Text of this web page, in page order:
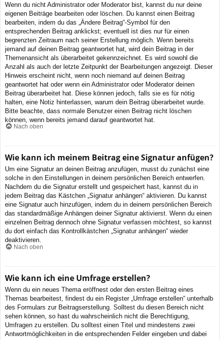
Wenn du nicht Administrator oder Moderator bist, kannst du nur deine
eigenen Beiträge bearbeiten oder löschen. Du kannst einen Beitrag
bearbeiten, indem du das „Ändere Beitrag“-Symbol für den
entsprechenden Beitrag anklickst; eventuell ist dies nur für einen
begrenzten Zeitraum nach seiner Erstellung möglich. Wenn bereits
jemand auf deinen Beitrag geantwortet hat, wird dein Beitrag in der
Themenansicht als überarbeitet gekennzeichnet. Es wird sowohl die
Anzahl als auch der letzte Zeitpunkt der Bearbeitungen angezeigt. Dieser
Hinweis erscheint nicht, wenn noch niemand auf deinen Beitrag
geantwortet hat oder wenn ein Administrator oder Moderator deinen
Beitrag überarbeitet hat. Diese können jedoch, falls sie es für nötig
halten, eine Notiz hinterlassen, warum dein Beitrag überarbeitet wurde.
Bitte beachte, dass normale Benutzer einen Beitrag nicht löschen
können, wenn bereits jemand darauf geantwortet hat.
Nach oben
Wie kann ich meinem Beitrag eine Signatur anfügen?
Um eine Signatur an deinen Beitrag anzufügen, musst du zunächst eine
solche in den Einstellungen in deinem persönlichen Bereich entwerfen.
Nachdem du die Signatur erstellt und gespeichert hast, kannst du in
jedem Beitrag das Kästchen „Signatur anhängen“ aktivieren. Du kannst
eine Signatur auch hinzufügen, indem du in deinem persönlichen Bereich
das standardmäßige Anhängen deiner Signatur aktivierst. Wenn du einen
einzelnen Beitrag dennoch ohne Signatur verfassen möchtest, so kannst
du dort einfach das Kontrollkästchen „Signatur anhängen“ wieder
deaktivieren.
Nach oben
Wie kann ich eine Umfrage erstellen?
Wenn du ein neues Thema eröffnest oder den ersten Beitrag eines
Themas bearbeitest, findest du ein Register „Umfrage erstellen“ unterhalb
des Formulars zur Beitragserstellung. Solltest du diesen Bereich nicht
sehen können, so hast du wahrscheinlich nicht die Berechtigung,
Umfragen zu erstellen. Du solltest einen Titel und mindestens zwei
Antwortmöglichkeiten in die entsprechenden Felder eingeben und dabei